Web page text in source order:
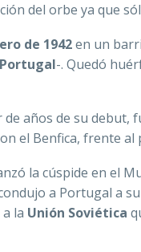
del orbe ya que
de 1942en un
Portugal-. Quedó
de años de su
el Benfica, frente al
la cúspide en el
a Portugal a
la Unión Soviética